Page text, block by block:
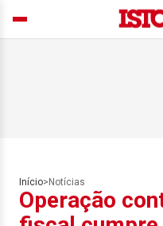
Início> Notícias
Operação